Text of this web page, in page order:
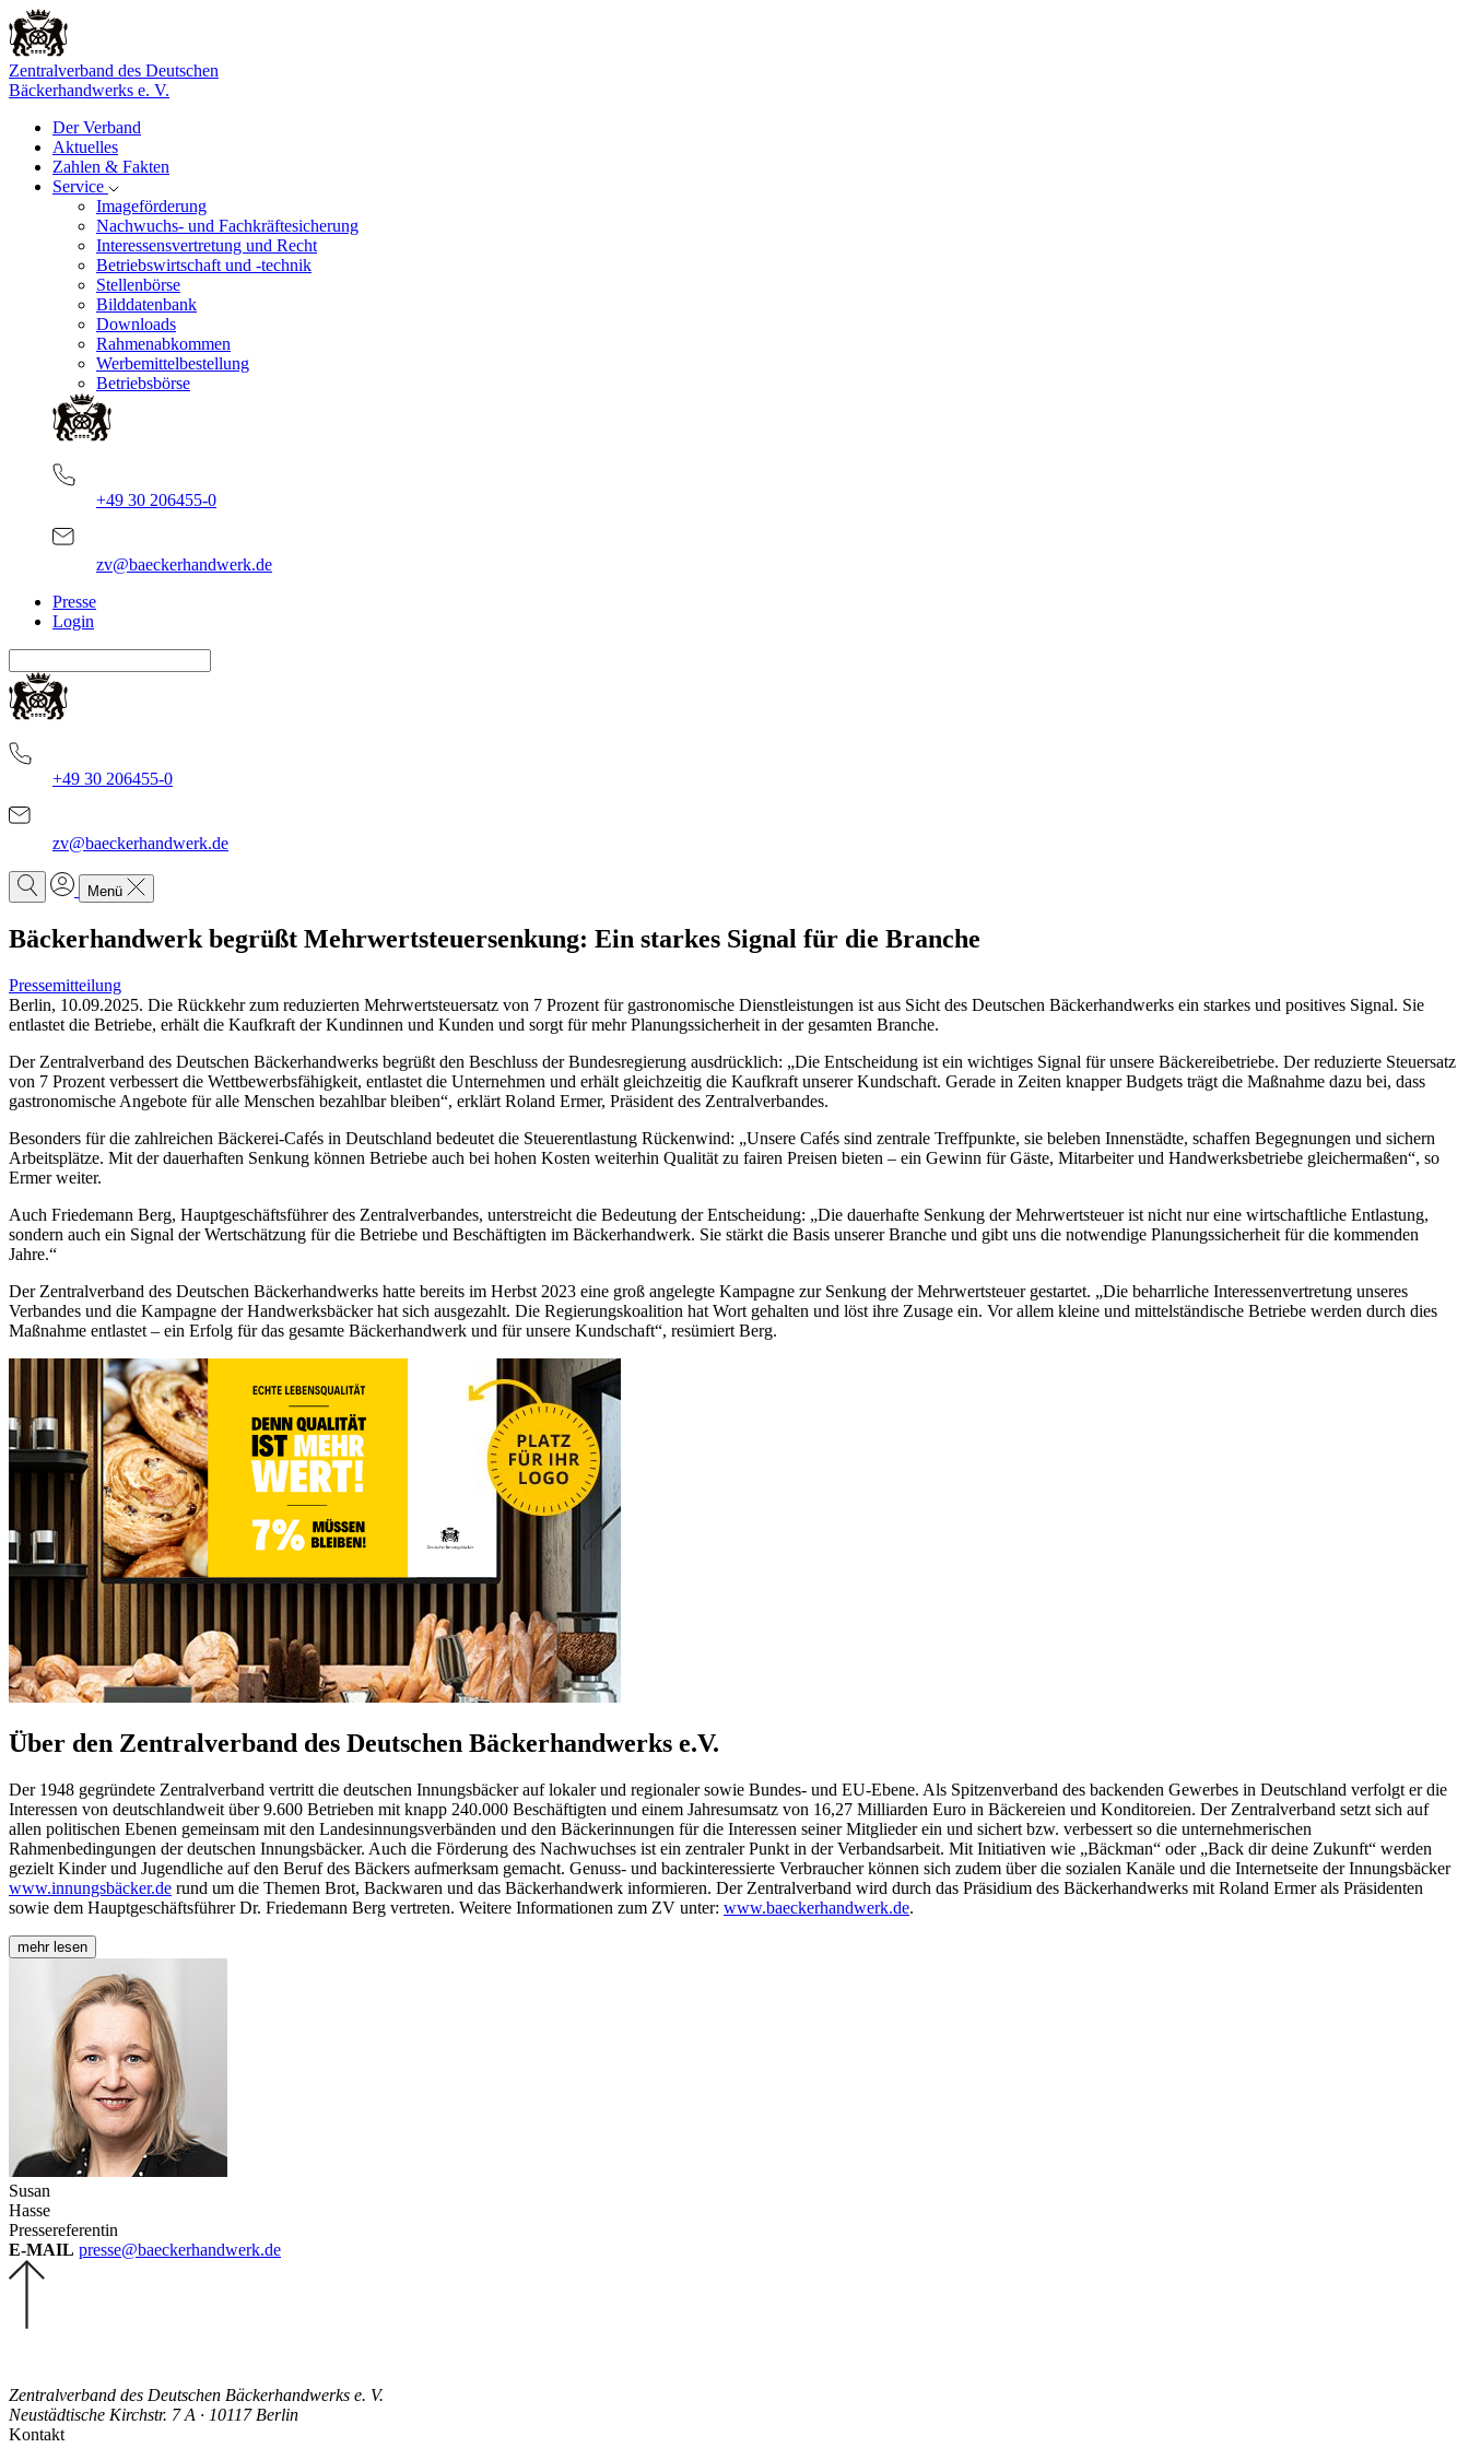
Zentralverband des Deutschen
Bäckerhandwerks e. V.
Der Verband
Aktuelles
Zahlen & Fakten
Service
Imageförderung
Nachwuchs- und Fachkräftesicherung
Interessensvertretung und Recht
Betriebswirtschaft und -technik
Stellenbörse
Bilddatenbank
Downloads
Rahmenabkommen
Werbemittelbestellung
Betriebsbörse
+49 30 206455-0
zv@baeckerhandwerk.de
Presse
Login
+49 30 206455-0
zv@baeckerhandwerk.de
Menü
Bäckerhandwerk begrüßt Mehrwertsteuersenkung: Ein starkes Signal für die Branche
Pressemitteilung
Berlin, 10.09.2025. Die Rückkehr zum reduzierten Mehrwertsteuersatz von 7 Prozent für gastronomische Dienstleistungen ist aus Sicht des Deutschen Bäckerhandwerks ein starkes und positives Signal. Sie
entlastet die Betriebe, erhält die Kaufkraft der Kundinnen und Kunden und sorgt für mehr Planungssicherheit in der gesamten Branche.
Der Zentralverband des Deutschen Bäckerhandwerks begrüßt den Beschluss der Bundesregierung ausdrücklich: „Die Entscheidung ist ein wichtiges Signal für unsere Bäckereibetriebe. Der reduzierte Steuersatz
von 7 Prozent verbessert die Wettbewerbsfähigkeit, entlastet die Unternehmen und erhält gleichzeitig die Kaufkraft unserer Kundschaft. Gerade in Zeiten knapper Budgets trägt die Maßnahme dazu bei, dass
gastronomische Angebote für alle Menschen bezahlbar bleiben“, erklärt Roland Ermer, Präsident des Zentralverbandes.
Besonders für die zahlreichen Bäckerei-Cafés in Deutschland bedeutet die Steuerentlastung Rückenwind: „Unsere Cafés sind zentrale Treffpunkte, sie beleben Innenstädte, schaffen Begegnungen und sichern
Arbeitsplätze. Mit der dauerhaften Senkung können Betriebe auch bei hohen Kosten weiterhin Qualität zu fairen Preisen bieten – ein Gewinn für Gäste, Mitarbeiter und Handwerksbetriebe gleichermaßen“, so
Ermer weiter.
Auch Friedemann Berg, Hauptgeschäftsführer des Zentralverbandes, unterstreicht die Bedeutung der Entscheidung: „Die dauerhafte Senkung der Mehrwertsteuer ist nicht nur eine wirtschaftliche Entlastung,
sondern auch ein Signal der Wertschätzung für die Betriebe und Beschäftigten im Bäckerhandwerk. Sie stärkt die Basis unserer Branche und gibt uns die notwendige Planungssicherheit für die kommenden
Jahre.“
Der Zentralverband des Deutschen Bäckerhandwerks hatte bereits im Herbst 2023 eine groß angelegte Kampagne zur Senkung der Mehrwertsteuer gestartet. „Die beharrliche Interessenvertretung unseres
Verbandes und die Kampagne der Handwerksbäcker hat sich ausgezahlt. Die Regierungskoalition hat Wort gehalten und löst ihre Zusage ein. Vor allem kleine und mittelständische Betriebe werden durch dies
Maßnahme entlastet – ein Erfolg für das gesamte Bäckerhandwerk und für unsere Kundschaft“, resümiert Berg.
Über den Zentralverband des Deutschen Bäckerhandwerks e.V.
Der 1948 gegründete Zentralverband vertritt die deutschen Innungsbäcker auf lokaler und regionaler sowie Bundes- und EU-Ebene. Als Spitzenverband des backenden Gewerbes in Deutschland verfolgt er die
Interessen von deutschlandweit über 9.600 Betrieben mit knapp 240.000 Beschäftigten und einem Jahresumsatz von 16,27 Milliarden Euro in Bäckereien und Konditoreien. Der Zentralverband setzt sich auf
allen politischen Ebenen gemeinsam mit den Landesinnungsverbänden und den Bäckerinnungen für die Interessen seiner Mitglieder ein und sichert bzw. verbessert so die unternehmerischen
Rahmenbedingungen der deutschen Innungsbäcker. Auch die Förderung des Nachwuchses ist ein zentraler Punkt in der Verbandsarbeit. Mit Initiativen wie „Bäckman“ oder „Back dir deine Zukunft“ werden
gezielt Kinder und Jugendliche auf den Beruf des Bäckers aufmerksam gemacht. Genuss- und backinteressierte Verbraucher können sich zudem über die sozialen Kanäle und die Internetseite der Innungsbäcker
www.innungsbäcker.de rund um die Themen Brot, Backwaren und das Bäckerhandwerk informieren. Der Zentralverband wird durch das Präsidium des Bäckerhandwerks mit Roland Ermer als Präsidenten
sowie dem Hauptgeschäftsführer Dr. Friedemann Berg vertreten. Weitere Informationen zum ZV unter: www.baeckerhandwerk.de.
mehr lesen
Susan
Hasse
Pressereferentin
E-MAIL presse@baeckerhandwerk.de
Zentralverband des Deutschen Bäckerhandwerks e. V.
Neustädtische Kirchstr. 7 A · 10117 Berlin
Kontakt